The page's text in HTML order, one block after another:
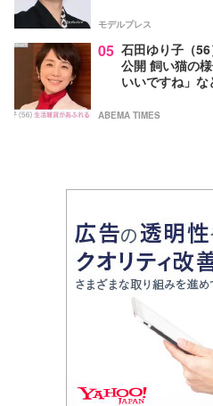
モデルプレス
05 石田ゆり子（
公開 飼い猫の
いいですね」な
ABEMA TIMES